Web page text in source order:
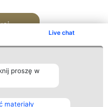
Live chat
proszę w
materiały
Kontakt
Kontakt